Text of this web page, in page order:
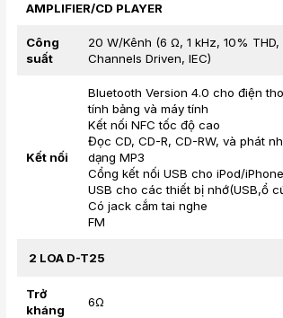
AMPLIFIER/CD PLAYER
Công
suất
20 W/Kênh (6 Ω, 1 kHz, 10% THD,
Channels Driven, IEC)
Kết nối
Bluetooth Version 4.0 cho điện
tính bảng và máy tính
Kết nối NFC tốc độ cao
Đọc CD, CD-R, CD-RW, và phát
dạng MP3
Cổng kết nối USB cho iPod/
USB cho các thiết bị nhớ(USB,ổ
Có jack cắm tai nghe
FM
2 LOA D-T25
Trở
kháng
6Ω